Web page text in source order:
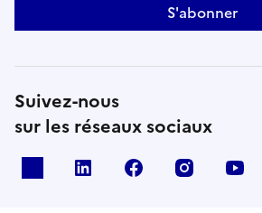
S'abonner
Suivez-nous
sur les réseaux sociaux
Linkedin Facebook Instagram